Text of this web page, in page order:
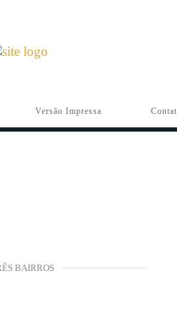
Versão Impressa
BAIRROS